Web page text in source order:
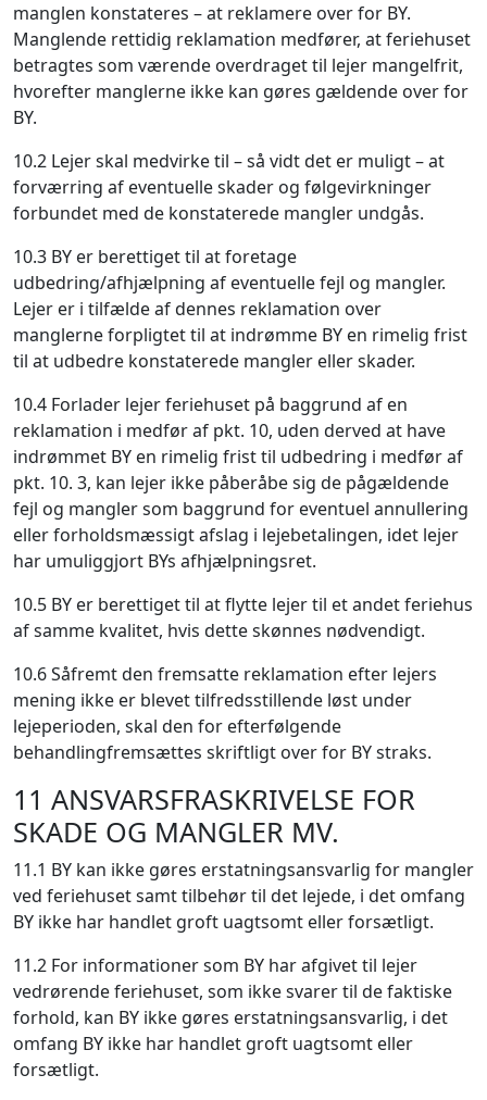
manglen konstateres – at reklamere over for BY.
Manglende rettidig reklamation medfører, at feriehuset
betragtes som værende overdraget til lejer mangelfrit,
hvorefter manglerne ikke kan gøres gældende over for
BY.
10.2 Lejer skal medvirke til – så vidt det er muligt – at
forværring af eventuelle skader og følgevirkninger
forbundet med de konstaterede mangler undgås.
10.3 BY er berettiget til at foretage
udbedring/afhjælpning af eventuelle fejl og mangler.
Lejer er i tilfælde af dennes reklamation over
manglerne forpligtet til at indrømme BY en rimelig frist
til at udbedre konstaterede mangler eller skader.
10.4 Forlader lejer feriehuset på baggrund af en
reklamation i medfør af pkt. 10, uden derved at have
indrømmet BY en rimelig frist til udbedring i medfør af
pkt. 10. 3, kan lejer ikke påberåbe sig de pågældende
fejl og mangler som baggrund for eventuel annullering
eller forholdsmæssigt afslag i lejebetalingen, idet lejer
har umuliggjort BYs afhjælpningsret.
10.5 BY er berettiget til at flytte lejer til et andet feriehus
af samme kvalitet, hvis dette skønnes nødvendigt.
10.6 Såfremt den fremsatte reklamation efter lejers
mening ikke er blevet tilfredsstillende løst under
lejeperioden, skal den for efterfølgende
behandlingfremsættes skriftligt over for BY straks.
11 ANSVARSFRASKRIVELSE FOR
SKADE OG MANGLER MV.
11.1 BY kan ikke gøres erstatningsansvarlig for mangler
ved feriehuset samt tilbehør til det lejede, i det omfang
BY ikke har handlet groft uagtsomt eller forsætligt.
11.2 For informationer som BY har afgivet til lejer
vedrørende feriehuset, som ikke svarer til de faktiske
forhold, kan BY ikke gøres erstatningsansvarlig, i det
omfang BY ikke har handlet groft uagtsomt eller
forsætligt.